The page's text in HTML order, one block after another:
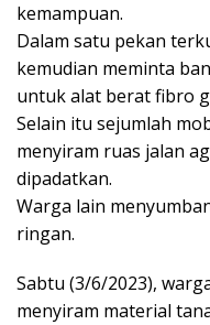
kemampuan.
Dalam satu pekan
kemudian meminta
untuk alat berat fibro
Selain itu sejumlah
menyiram ruas jalan
dipadatkan.
Warga lain
ringan.
Sabtu (3/6/2023),
menyiram material